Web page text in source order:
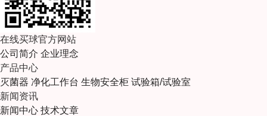
在线买球官方网站
公司简介 企业理念
产品中心
灭菌器 净化工作台 生物安全柜 试验箱/试验室
新闻资讯
新闻中心 技术文章